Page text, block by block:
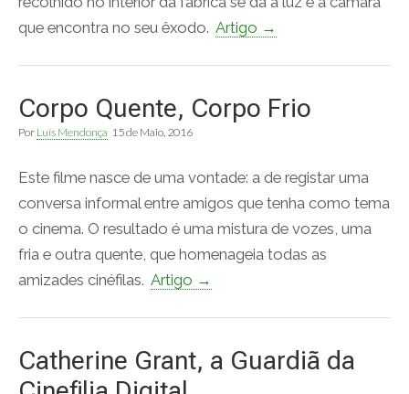
que encontra no seu êxodo. Artigo →
Corpo Quente, Corpo Frio
Por Luís Mendonça 15 de Maio, 2016
Este filme nasce de uma vontade: a de registar uma
conversa informal entre amigos que tenha como tema
o cinema. O resultado é uma mistura de vozes, uma
fria e outra quente, que homenageia todas as
amizades cinéfilas. Artigo →
Catherine Grant, a Guardiã da